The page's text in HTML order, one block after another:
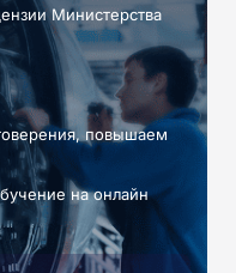
Министерства
повышаем
на онлайн